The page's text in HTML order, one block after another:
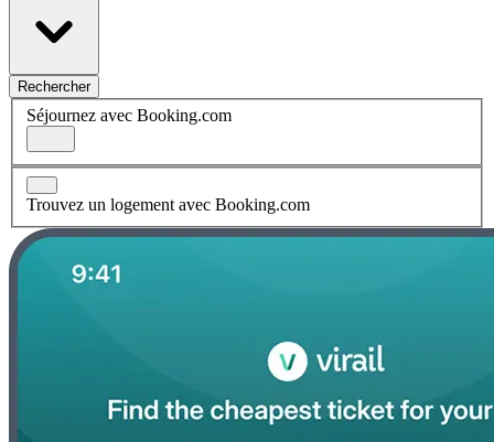
Rechercher
Séjournez avec Booking.com
Trouvez un logement avec Booking.com